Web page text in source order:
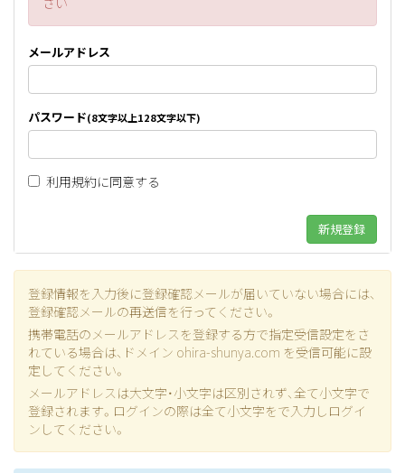
メールアドレス
パスワード(8文字以上128文字以下)
利用規約に同意する
登録情報を入力後に登録確認メールが届いていない場合には、
登録確認メールの再送信を行ってください。
携帯電話のメールアドレスを登録する方で指定受信設定をさ
れている場合は、ドメイン ohira-shunya.com を受信可能に設
定してください。
メールアドレスは大文字・小文字は区別されず、全て小文字で
登録されます。ログインの際は全て小文字をで入力しログイ
ンしてください。